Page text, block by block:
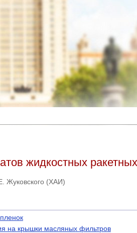
жидкостных
Жуковского (ХАИ)
на крышки масляных фильтров